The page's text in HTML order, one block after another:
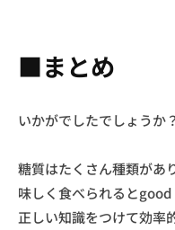
■まとめ
いかがでしたでしょうか
糖質はたくさん種類があ
味しく食べられるとgood
正しい知識をつけて効率